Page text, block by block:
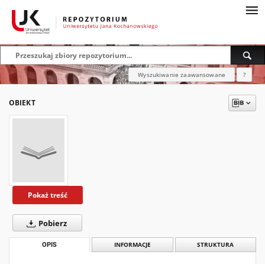
Wyszukiwanie zaawansowane ?
OBIEKT
Pokaż treść
Pobierz
OPIS INFORMACJE STRUKTURA